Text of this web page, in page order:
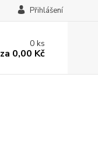
Přihlášení
0ks
za 0,00 Kč